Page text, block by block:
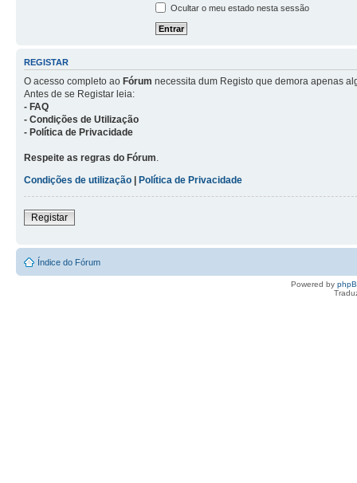
Ocultar o meu estado nesta sessão
REGISTAR
O acesso completo ao Fórum necessita dum Registo que demora apenas
Antes de se Registar leia:
- FAQ
- Condições de Utilização
- Política de Privacidade
Respeite as regras do Fórum
Condições de utilização | Política de Privacidade
Registar
Índice do Fórum
Powered by